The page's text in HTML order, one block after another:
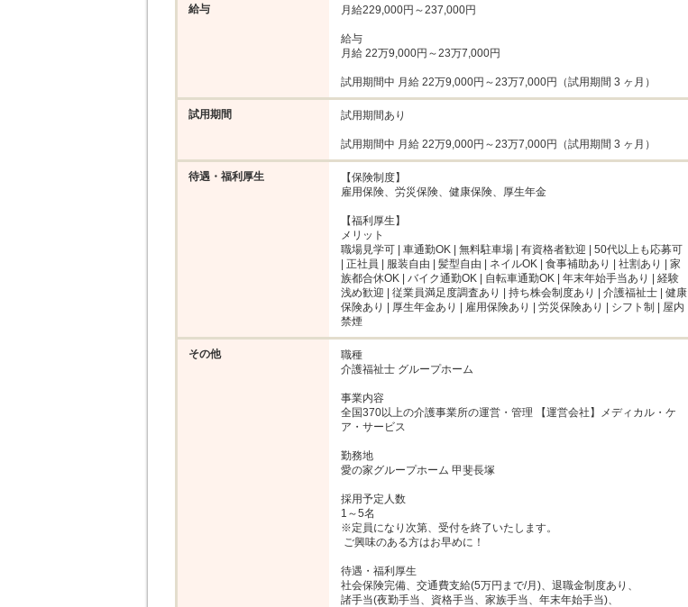
給与 月給229,000円～237,000円
給与
月給 22万9,000円～23万7,000円
試用期間中 月給 22万9,000円～23万7,000円（試用期間 3 ヶ月）
試用期間 試用期間あり
試用期間中 月給 22万9,000円～23万7,000円（試用期間 3 ヶ月）
待遇・福利厚生
【保険制度】
雇用保険、労災保険、健康保険、厚生年金
【福利厚生】
メリット
職場見学可 | 車通勤OK | 無料駐車場 | 有資格者歓迎 | 50代以上も応募可
| 正社員 | 服装自由 | 髪型自由 | ネイルOK | 食事補助あり | 社割あり | 家
族都合休OK | バイク通勤OK | 自転車通勤OK | 年末年始手当あり | 経験
浅め歓迎 | 従業員満足度調査あり | 持ち株会制度あり | 介護福祉士 | 健康
保険あり | 厚生年金あり | 雇用保険あり | 労災保険あり | シフト制 | 屋内
禁煙
その他
職種
介護福祉士 グループホーム
事業内容
全国370以上の介護事業所の運営・管理 【運営会社】メディカル・ケ
ア・サービス
勤務地
愛の家グループホーム 甲斐長塚
採用予定人数
1～5名
※定員になり次第、受付を終了いたします。
待遇・福利厚生
社会保険完備、交通費支給(5万円まで/月)、退職金制度あり、
諸手当(夜勤手当、資格手当、家族手当、年末年始手当)、